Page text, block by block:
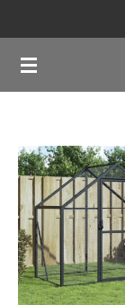
contenu
principal